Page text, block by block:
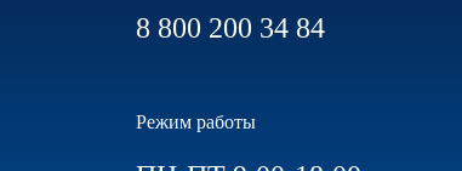
8 800 200 34 84
Режим работы